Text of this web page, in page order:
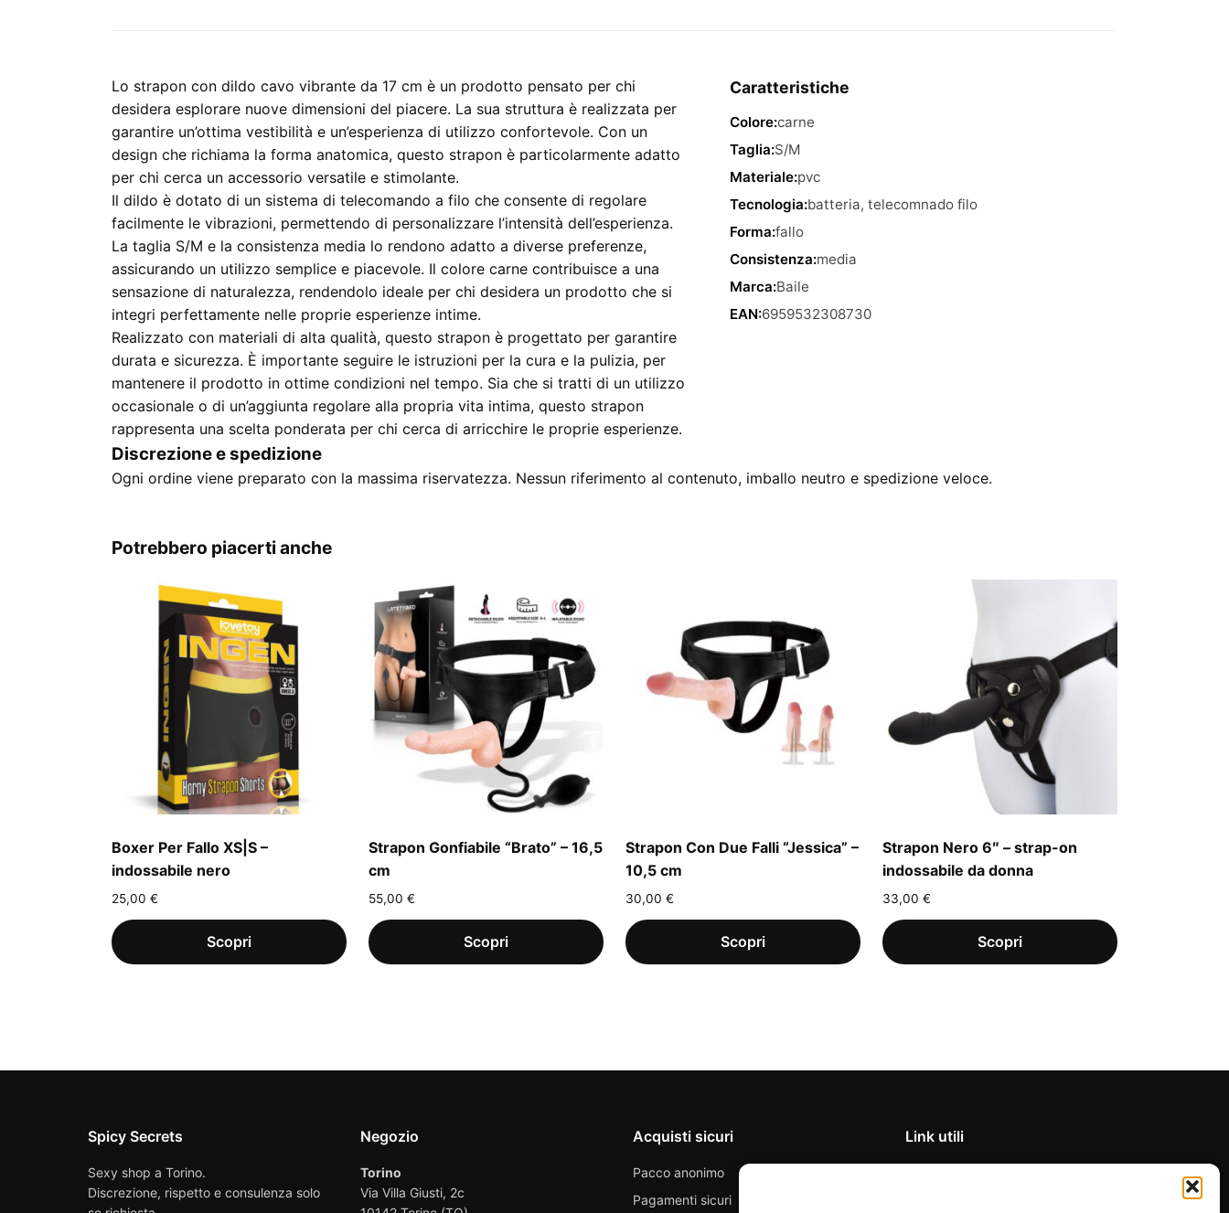
–
17
cm
quantità
Lo strapon con dildo cavo vibrante da 17 cm è un prodotto pensato per chi
desidera esplorare nuove dimensioni del piacere. La sua struttura è realizzata per
garantire un’ottima vestibilità e un’esperienza di utilizzo confortevole. Con un
design che richiama la forma anatomica, questo strapon è particolarmente adatto
per chi cerca un accessorio versatile e stimolante.
Il dildo è dotato di un sistema di telecomando a filo che consente di regolare
facilmente le vibrazioni, permettendo di personalizzare l’intensità dell’esperienza.
La taglia S/M e la consistenza media lo rendono adatto a diverse preferenze,
assicurando un utilizzo semplice e piacevole. Il colore carne contribuisce a una
sensazione di naturalezza, rendendolo ideale per chi desidera un prodotto che si
integri perfettamente nelle proprie esperienze intime.
Realizzato con materiali di alta qualità, questo strapon è progettato per garantire
durata e sicurezza. È importante seguire le istruzioni per la cura e la pulizia, per
mantenere il prodotto in ottime condizioni nel tempo. Sia che si tratti di un utilizzo
occasionale o di un’aggiunta regolare alla propria vita intima, questo strapon
rappresenta una scelta ponderata per chi cerca di arricchire le proprie esperienze.
Caratteristiche
Colore:carne
Taglia:S/M
Materiale:pvc
Tecnologia:batteria, telecomnado filo
Forma:fallo
Consistenza:media
Marca:Baile
EAN:6959532308730
Discrezione e spedizione
Ogni ordine viene preparato con la massima riservatezza. Nessun riferimento al contenuto, imballo neutro e spedizione veloce.
Potrebbero piacerti anche
Boxer Per Fallo XS|S –
indossabile nero
25,00 €
Strapon Gonfiabile “Brato” – 16,5
cm
55,00 €
Strapon Con Due Falli “Jessica” –
10,5 cm
30,00 €
Strapon Nero 6″ – strap-on
indossabile da donna
33,00 €
Spicy Secrets
Sexy shop a Torino.
Discrezione, rispetto e consulenza solo
Negozio
Torino
Via Villa Giusti, 2c
Acquisti sicuri
Pacco anonimo
Pagamenti sicuri
Link utili